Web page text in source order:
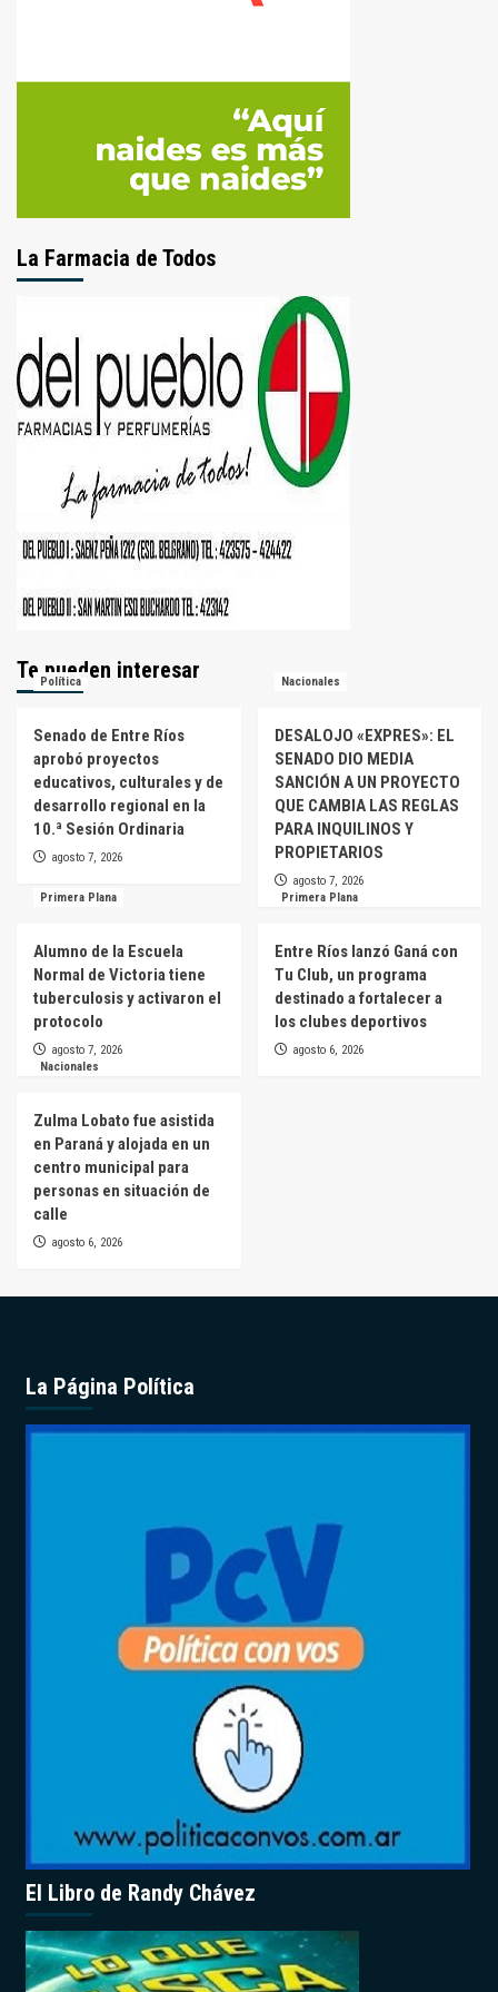
La Farmacia de Todos
Te pueden interesar
Política
Senado de Entre Ríos
aprobó proyectos
educativos, culturales y de
desarrollo regional en la
10.ª Sesión Ordinaria
agosto 7, 2026
Nacionales
DESALOJO «EXPRES»: EL
SENADO DIO MEDIA
SANCIÓN A UN PROYECTO
QUE CAMBIA LAS REGLAS
PARA INQUILINOS Y
PROPIETARIOS
agosto 7, 2026
Primera Plana
Alumno de la Escuela
Normal de Victoria tiene
tuberculosis y activaron el
protocolo
agosto 7, 2026
Primera Plana
Entre Ríos lanzó Ganá con
Tu Club, un programa
destinado a fortalecer a
los clubes deportivos
agosto 6, 2026
Nacionales
Zulma Lobato fue asistida
en Paraná y alojada en un
centro municipal para
personas en situación de
calle
agosto 6, 2026
La Página Política
El Libro de Randy Chávez